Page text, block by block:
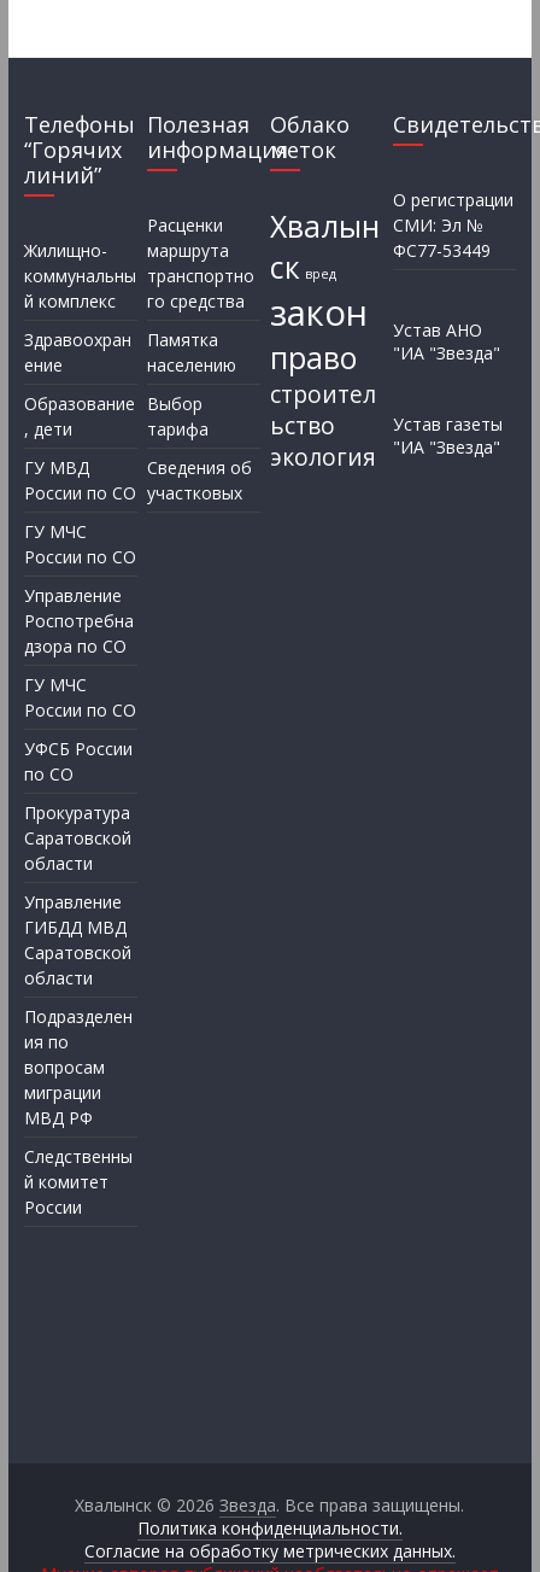
Телефоны
“Горячих
линий”
Жилищно-
коммунальны
й комплекс
Здравоохран
ение
Образование
, дети
ГУ МВД
России по СО
ГУ МЧС
России по СО
Управление
Роспотребна
дзора по СО
ГУ МЧС
России по СО
УФСБ России
по СО
Прокуратура
Саратовской
области
Управление
ГИБДД МВД
Саратовской
области
Подразделен
ия по
вопросам
миграции
МВД РФ
Следственны
й комитет
России
Полезная
информация
Расценки
маршрута
транспортно
го средства
Памятка
населению
Выбор
тарифа
Сведения об
участковых
Облако
меток
Хвалын
ск вред
закон
право
строител
ьство
экология
О регистрации
СМИ: Эл №
ФС77-53449
Устав АНО
"ИА "Звезда"
Устав газеты
"ИА "Звезда"
Хвалынск © 2026Звезда. Все права защищены.
Политика конфиденциальности.
Согласие на обработку метрических данных.